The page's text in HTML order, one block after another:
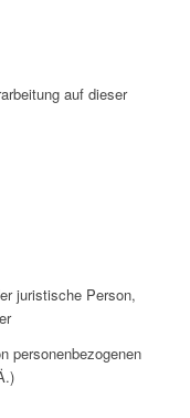
auf dieser
juristische Person,
personenbezogenen